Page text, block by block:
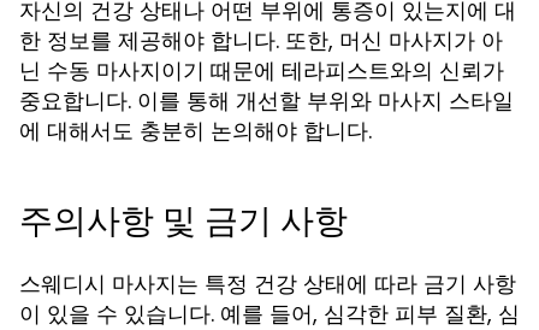
자신의 건강 상태나 어떤 부위에 통증이 있는지에 대
한 정보를 제공해야 합니다. 또한, 머신 마사지가 아
닌 수동 마사지이기 때문에 테라피스트와의 신뢰가
중요합니다. 이를 통해 개선할 부위와 마사지 스타일
에 대해서도 충분히 논의해야 합니다.
주의사항 및 금기 사항
스웨디시 마사지는 특정 건강 상태에 따라 금기 사항
이 있을 수 있습니다. 예를 들어, 심각한 피부 질환, 심